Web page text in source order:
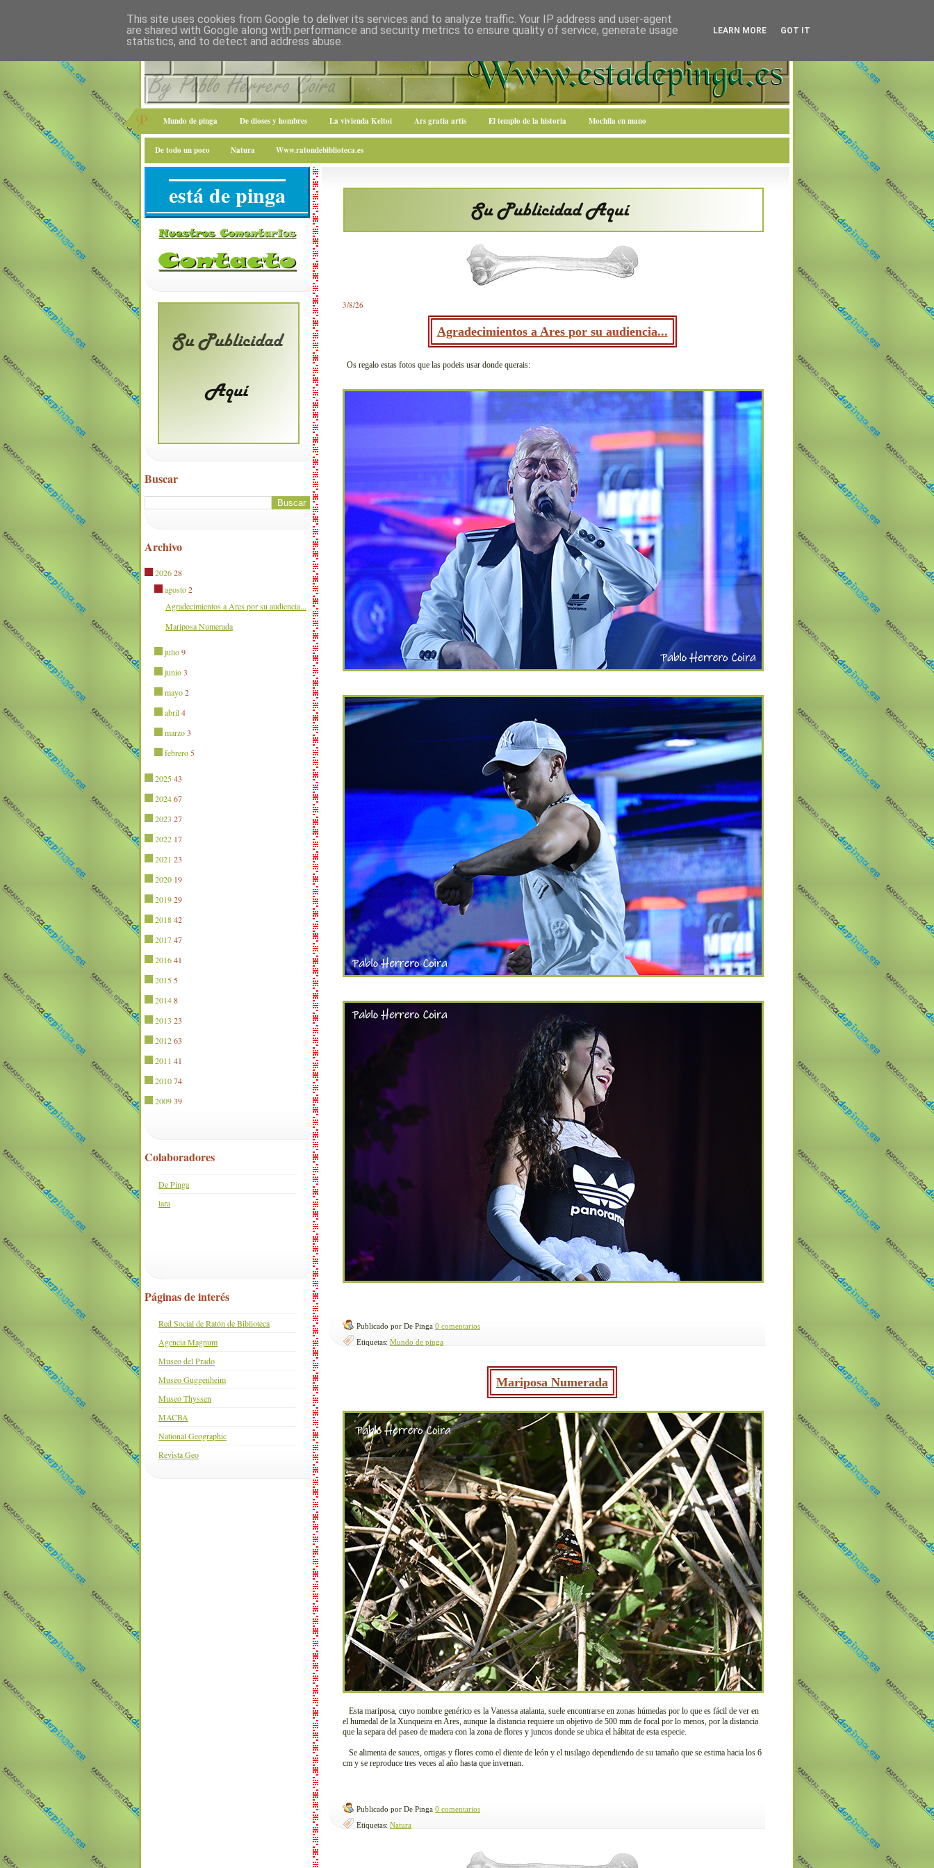
Mundo de pinga De dioses y hombres La vivienda Keltoi Ars gratia artis El templo de la historia Mochila en mano
De todo un poco Natura Www.ratondebiblioteca.es
3/8/26
Agradecimientos a Ares por su audiencia...
Os regalo estas fotos que las podeis usar donde querais:
Publicado por De Pinga 0 comentarios
Etiquetas: Mundo de pinga
Mariposa Numerada
Esta mariposa, cuyo nombre genérico es la Vanessa atalanta, suele encontrarse en zonas húmedas por lo que es fácil de ver en
el humedal de la Xunqueira en Ares, aunque la distancia requiere un objetivo de 500 mm de focal por lo menos, por la distancia
que la separa del paseo de madera con la zona de flores y juncos donde se ubica el hábitat de esta especie.
Se alimenta de sauces, ortigas y flores como el diente de león y el tusilago dependiendo de su tamaño que se estima hacia los 6
cm y se reproduce tres veces al año hasta que invernan.
Publicado por De Pinga 0 comentarios
Etiquetas: Natura
está de pinga
Buscar
Archivo
202628
agosto 2
Agradecimientos a Ares por su audiencia...
Mariposa Numerada
julio 9
junio 3
mayo 2
abril 4
marzo 3
febrero 5
202543
202467
2023 27
2022 17
2021 23
2020 19
201929
201842
201747
201641
2015 5
20148
2013 23
201263
2011 41
201074
200939
Colaboradores
De Pinga
lara
Páginas de interés
Red Social de Ratón de Biblioteca
Agencia Magnum
Museo del Prado
Museo Guggenheim
Museo Thyssen
MACBA
National Geographic
Revista Geo
This site uses cookies from Google to deliver its services and to analyze traffic. Your IP address and user-agent
are shared with Google along with performance and security metrics to ensure quality of service, generate usage
statistics, and to detect and address abuse.
LEARN MORE GOT IT